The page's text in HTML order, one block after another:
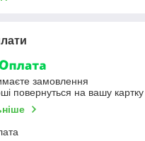
замовлення
повернуться на вашу картку